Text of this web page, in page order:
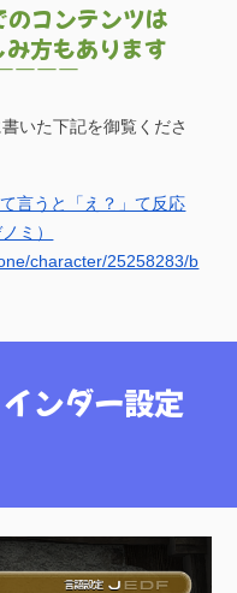
コンテンツは
み方もあります
￣￣￣
いた下記を御覧くださ
言うと「え？」て反応
ミ）
character/25258283/b
ンダー設定